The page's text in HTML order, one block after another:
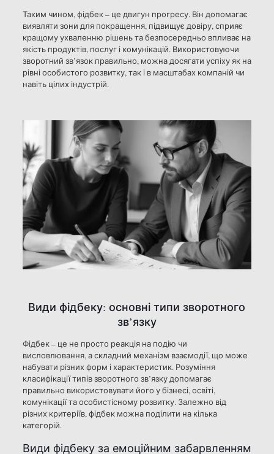
Таким чином, фідбек – це двигун прогресу. Він допомагає
виявляти зони для покращення, підвищує довіру, сприяє
кращому ухваленню рішень та безпосередньо впливає на
якість продуктів, послуг і комунікацій. Використовуючи
зворотний зв’язок правильно, можна досягати успіху як на
рівні особистого розвитку, так і в масштабах компаній чи
навіть цілих індустрій.
Види фідбеку: основні типи зворотного
зв’язку
Фідбек – це не просто реакція на подію чи
висловлювання, а складний механізм взаємодії, що може
набувати різних форм і характеристик. Розуміння
класифікації типів зворотного зв’язку допомагає
правильно використовувати його у бізнесі, освіті,
комунікації та особистісному розвитку. Залежно від
різних критеріїв, фідбек можна поділити на кілька
категорій.
Види фідбеку за емоційним забарвленням